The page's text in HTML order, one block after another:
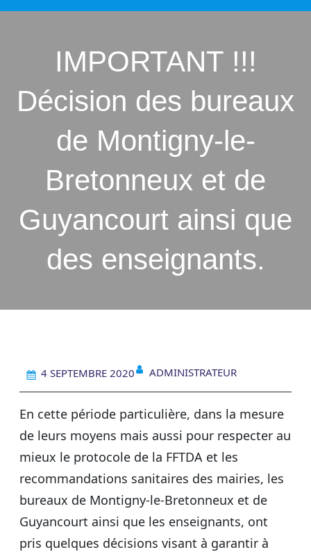
IMPORTANT !!!
Décision des bureaux
de Montigny-le-
Bretonneux et de
Guyancourt ainsi que
des enseignants.
4 SEPTEMBRE 2020 ADMINISTRATEUR
En cette période particulière, dans la mesure
de leurs moyens mais aussi pour respecter au
mieux le protocole de la FFTDA et les
recommandations sanitaires des mairies, les
bureaux de Montigny-le-Bretonneux et de
Guyancourt ainsi que les enseignants, ont
pris quelques décisions visant à garantir à